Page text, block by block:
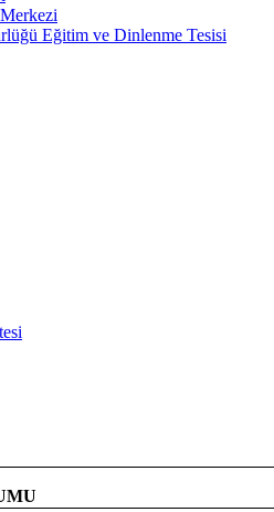
Eğitim ve Dinlenme Tesisi